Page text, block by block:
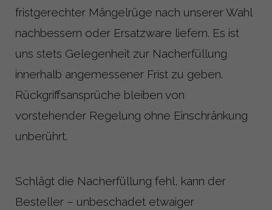
fristgerechter Mängelrüge nach unserer Wahl
nachbessern oder Ersatzware liefern. Es ist
uns stets Gelegenheit zur Nacherfüllung
innerhalb angemessener Frist zu geben.
Rückgriffsansprüche bleiben von
vorstehender Regelung ohne Einschränkung
unberührt.
Schlägt die Nacherfüllung fehl, kann der
Besteller – unbeschadet etwaiger